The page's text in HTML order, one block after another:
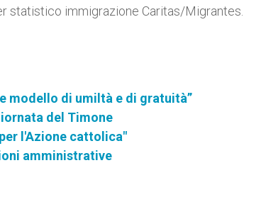
statistico immigrazione Caritas/Migrantes.
modello di umiltà e di gratuità”
del Timone
l'Azione cattolica"
amministrative